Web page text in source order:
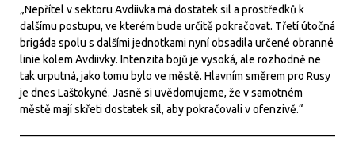
„Nepřítel v sektoru Avdiivka má dostatek sil a prostředků k
dalšímu postupu, ve kterém bude určitě pokračovat. Třetí útočná
brigáda spolu s dalšími jednotkami nyní obsadila určené obranné
linie kolem Avdiivky. Intenzita bojů je vysoká, ale rozhodně ne
tak urputná, jako tomu bylo ve městě. Hlavním směrem pro Rusy
je dnes Laštokyné. Jasně si uvědomujeme, že v samotném
městě mají skřeti dostatek sil, aby pokračovali v ofenzivě.“